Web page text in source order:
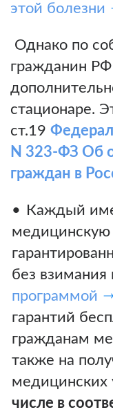
этой болезни
Однако по
гражданин
стационаре.
ст.19
N 323-ФЗ Об
граждан в
Каждый
без взимания
программой
гарантий
гражданам
также на
медицинских
числе в